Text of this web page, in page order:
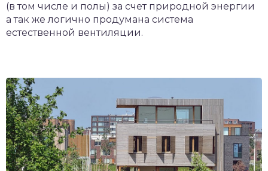
(в том числе и полы) за счет природной энергии
а так же логично продумана система
естественной вентиляции.